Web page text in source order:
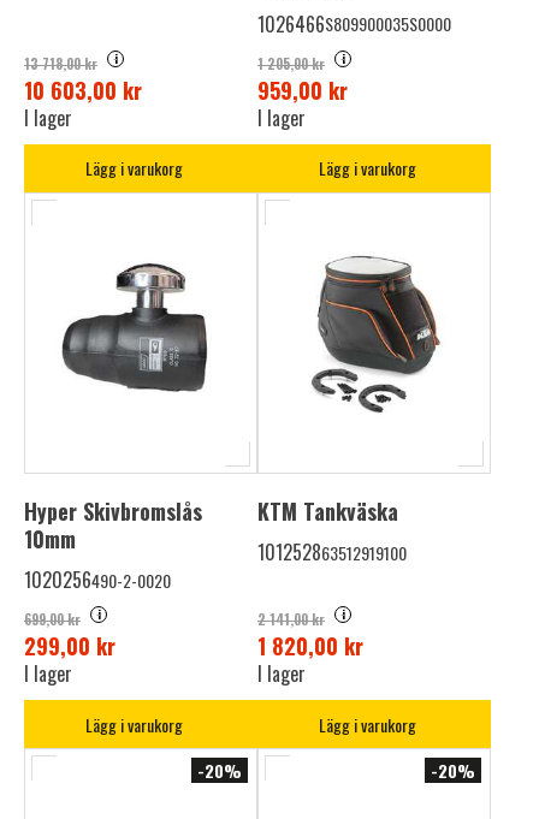
13 718,00 kr i
10 603,00 kr
I lager
Lägg i varukorg
1026466S809900035S0000
1 205,00 kr i
959,00 kr
I lager
Lägg i varukorg
Hyper Skivbromslås
10mm
1020256490-2-0020
699,00 kr i
299,00 kr
I lager
Lägg i varukorg
KTM Tankväska
101252863512919100
2 141,00 kr i
1 820,00 kr
I lager
Lägg i varukorg
-20%
-20%